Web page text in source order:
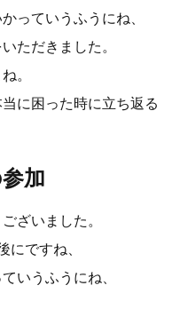
っていうふうにね、
ただきました。
。
に困った時に立ち返る
加
ざいました。
にですね、
いうふうにね、